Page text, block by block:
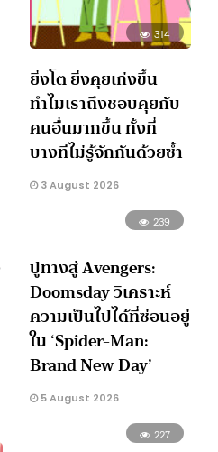
314
ยิ่งโต ยิ่งคุยเก่งขึ้น
ทำไมเราถึงชอบคุยกับ
คนอื่นมากขึ้น ทั้งที่
บางทีไม่รู้จักกันด้วยซ้ำ
3 August 2026
239
ปูทางสู่ Avengers:
Doomsday วิเคราะห์
ความเป็นไปได้ที่ซ่อนอยู่
ใน ‘Spider-Man:
Brand New Day’
5 August 2026
227